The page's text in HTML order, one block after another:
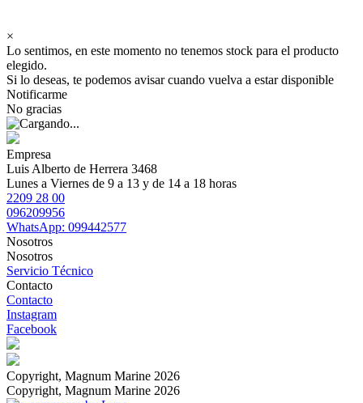
×
Lo sentimos, en este momento no tenemos stock para el producto
elegido.
Si lo deseas, te podemos avisar cuando vuelva a estar disponible
Notificarme
No gracias
Empresa
Luis Alberto de Herrera 3468
Lunes a Viernes de 9 a 13 y de 14 a 18 horas
2209 28 00
096209956
WhatsApp: 099442577
Nosotros
Nosotros
Servicio Técnico
Contacto
Contacto
Instagram
Facebook
Copyright, Magnum Marine 2026
Copyright, Magnum Marine 2026